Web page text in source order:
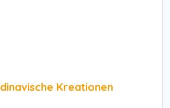
Kreationen